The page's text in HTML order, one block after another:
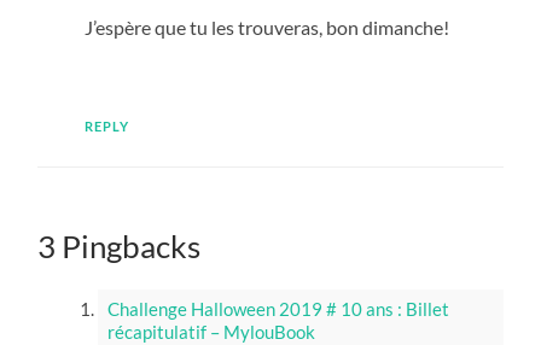
J’espère que tu les trouveras, bon dimanche!
REPLY
3 Pingbacks
Challenge Halloween 2019 # 10 ans : Billet
récapitulatif – MylouBook